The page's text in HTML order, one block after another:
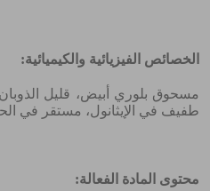
الخصائص الفيزيائية والكيميائية:
مسحوق بلوري أبيض، قليل
طفيف في الإيثانول، مستقر في
محتوى المادة الفعالة: